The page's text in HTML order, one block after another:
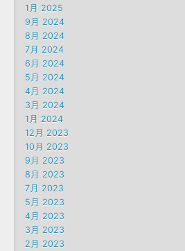
1月 2025
9月 2024
8月 2024
7月 2024
6月 2024
5月 2024
4月 2024
3月 2024
1月 2024
12月 2023
10月 2023
9月 2023
8月 2023
7月 2023
5月 2023
4月 2023
3月 2023
2月 2023